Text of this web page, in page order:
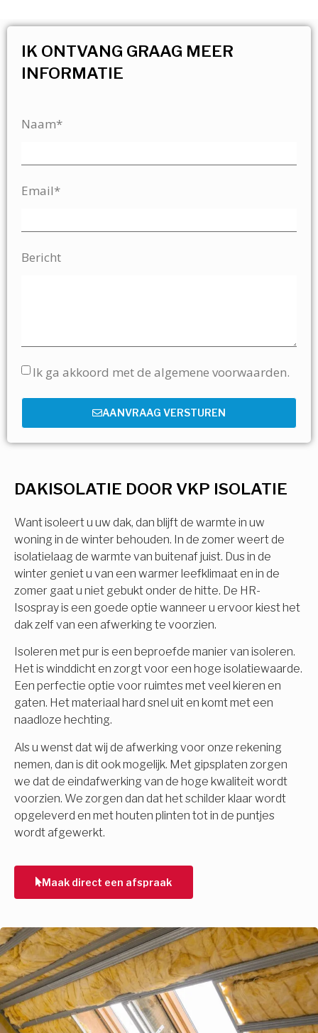
DAKISOLATIE DOOR VKP ISOLATIE
Want isoleert u uw dak, dan blijft de warmte in uw
woning in de winter behouden. In de zomer weert de
isolatielaag de warmte van buitenaf juist. Dus in de
winter geniet u van een warmer leefklimaat en in de
zomer gaat u niet gebukt onder de hitte. De HR-
Isospray is een goede optie wanneer u ervoor kiest het
dak zelf van een afwerking te voorzien.
Isoleren met pur is een beproefde manier van isoleren.
Het is winddicht en zorgt voor een hoge isolatiewaarde.
Een perfectie optie voor ruimtes met veel kieren en
gaten. Het materiaal hard snel uit en komt met een
naadloze hechting.
Als u wenst dat wij de afwerking voor onze rekening
nemen, dan is dit ook mogelijk. Met gipsplaten zorgen
we dat de eindafwerking van de hoge kwaliteit wordt
voorzien. We zorgen dan dat het schilder klaar wordt
opgeleverd en met houten plinten tot in de puntjes
wordt afgewerkt.
Maak direct een afspraak
IK ONTVANG GRAAG MEER
INFORMATIE
Naam*
Email*
Bericht
Ik ga akkoord met de algemene voorwaarden.
AANVRAAG VERSTUREN